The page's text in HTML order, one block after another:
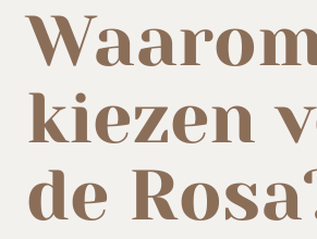
kiezen
de